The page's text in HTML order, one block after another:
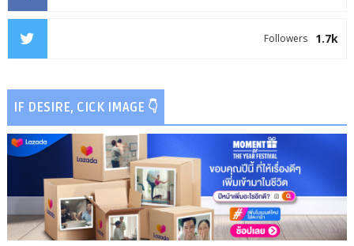
1.7k
Followers
IF DESIRE, CICK IMAGE 👇